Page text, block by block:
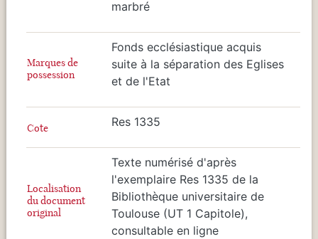
marbré
Marques de
possession
Fonds ecclésiastique acquis
suite à la séparation des Eglises
et de l'Etat
Cote Res 1335
Localisation
du document
original
Texte numérisé d'après
l'exemplaire Res 1335 de la
Bibliothèque universitaire de
Toulouse (UT 1 Capitole),
consultable en ligne